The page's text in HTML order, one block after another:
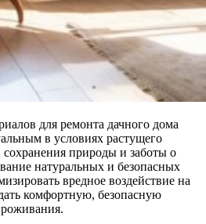
в условиях растущего
сохранения природы и заботы о
натуральных и безопасных
вредное воздействие на
комфортную, безопасную